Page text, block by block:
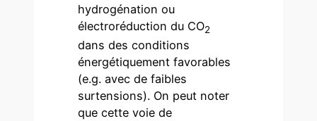
hydrogénation ou
électroréduction du CO2
dans des conditions
énergétiquement favorables
(e.g. avec de faibles
surtensions). On peut noter
que cette voie de